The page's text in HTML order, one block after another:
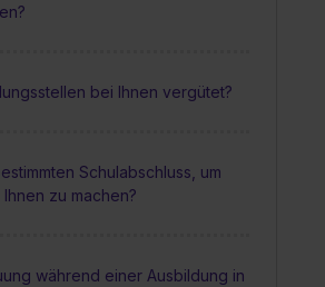
bei Ihnen vergütet?
Schulabschluss, um
zu machen?
während einer Ausbildung in